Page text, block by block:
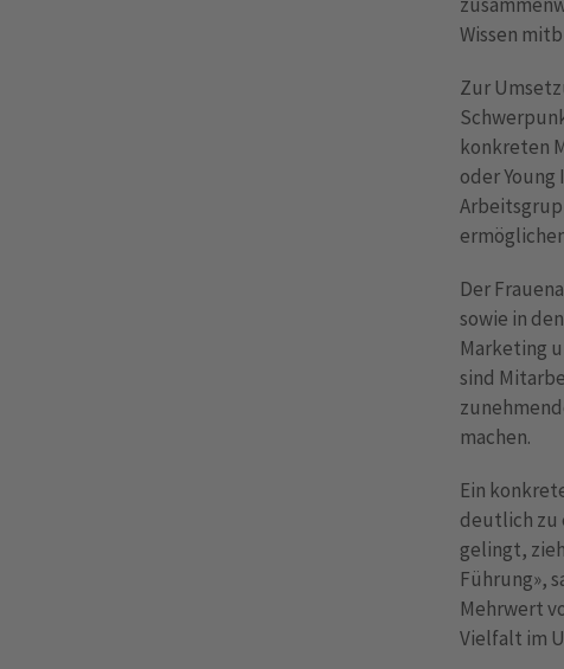
Wissen
Zur
konkreten
oder
Der
sowie in
Marketing
sind
machen.
Ein
deutlich zu
gelingt,
Führung»,
Mehrwert
Vielfalt im